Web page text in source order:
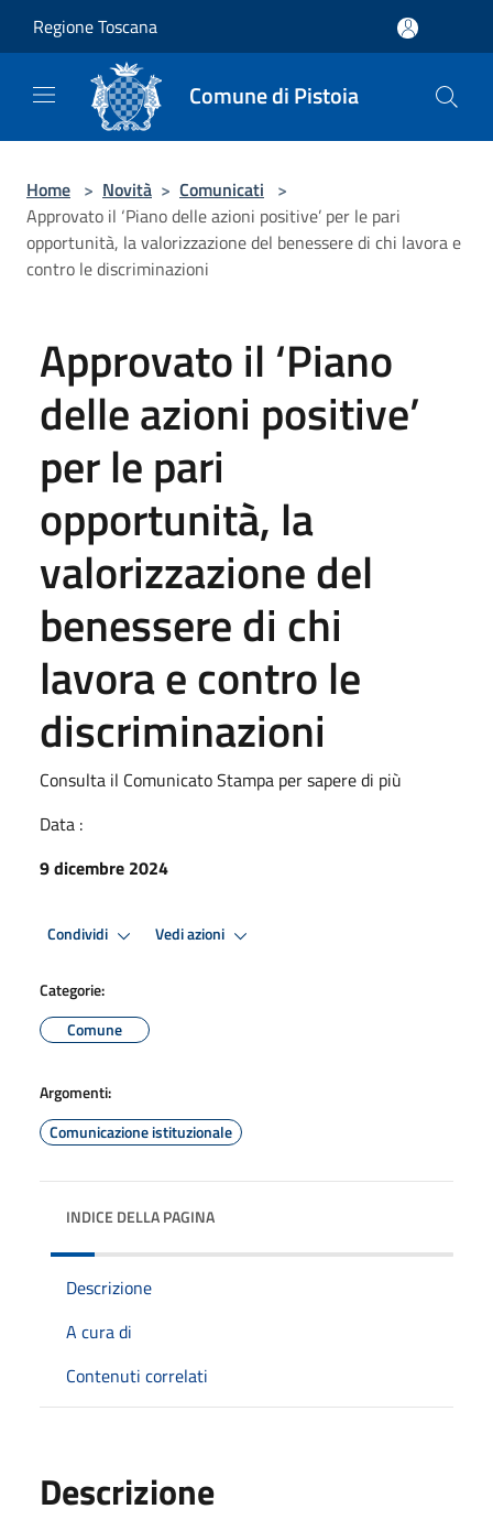
Regione Toscana
Comune di Pistoia
Home > Novità > Comunicati >
Approvato il ‘Piano delle azioni positive’ per le pari
opportunità, la valorizzazione del benessere di chi lavora e
contro le discriminazioni
Approvato il ‘Piano
delle azioni positive’
per le pari
opportunità, la
valorizzazione del
benessere di chi
lavora e contro le
discriminazioni
Consulta il Comunicato Stampa per sapere di più
Data :
9 dicembre 2024
Condividi Vedi azioni
Categorie:
Comune
Argomenti:
Comunicazione istituzionale
INDICE DELLA PAGINA
Descrizione
A cura di
Contenuti correlati
Descrizione